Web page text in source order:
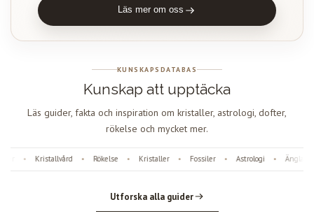
Läs mer om oss
KUNSKAPSDATABAS
Kunskap att upptäcka
Läs guider, fakta och inspiration om kristaller, astrologi, dofter,
rökelse och mycket mer.
Kristallvård Rökelse • Kristaller • Fossiler • Astrologi •
Utforska alla guider